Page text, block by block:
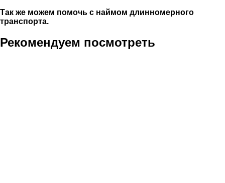
Так же можем помочь с наймом длинномерного
транспорта.
Рекомендуем посмотреть